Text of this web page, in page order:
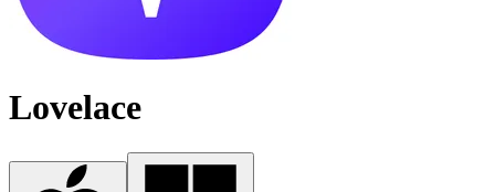
Lovelace